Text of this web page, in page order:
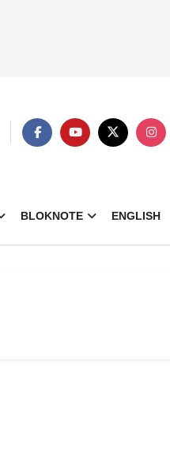
BLOKNOTE ENGLISH